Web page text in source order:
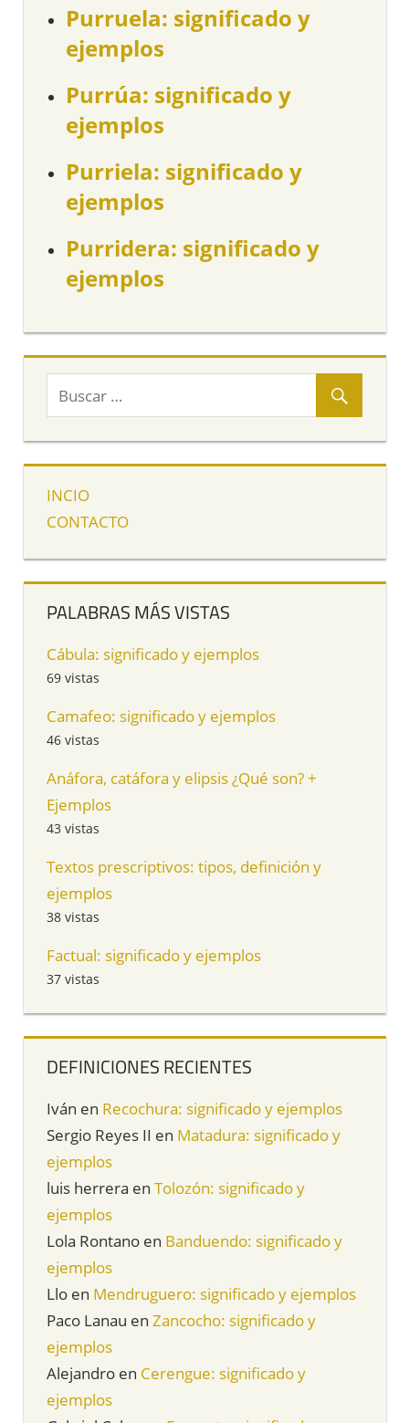
Purruela: significado y
ejemplos
Purrúa: significado y
ejemplos
Purriela: significado y
ejemplos
Purridera: significado y
ejemplos
INCIO
CONTACTO
PALABRAS MÁS VISTAS
Cábula: significado y ejemplos
69 vistas
Camafeo: significado y ejemplos
46 vistas
Anáfora, catáfora y elipsis ¿Qué son? +
Ejemplos
43 vistas
Textos prescriptivos: tipos, definición y
ejemplos
38 vistas
Factual: significado y ejemplos
37 vistas
DEFINICIONES RECIENTES
Iván en Recochura: significado y ejemplos
Sergio Reyes II en Matadura: significado y
ejemplos
luis herrera en Tolozón: significado y
ejemplos
Lola Rontano en Banduendo: significado y
ejemplos
Llo en Mendruguero: significado y ejemplos
Paco Lanau en Zancocho: significado y
ejemplos
Alejandro en Cerengue: significado y
ejemplos